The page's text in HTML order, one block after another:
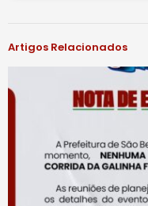
Artigos Relacionados